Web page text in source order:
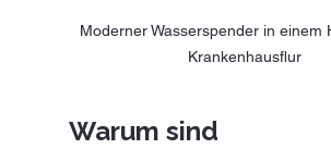
Moderner Wasserspender in einem
Krankenhausflur
Warum sind